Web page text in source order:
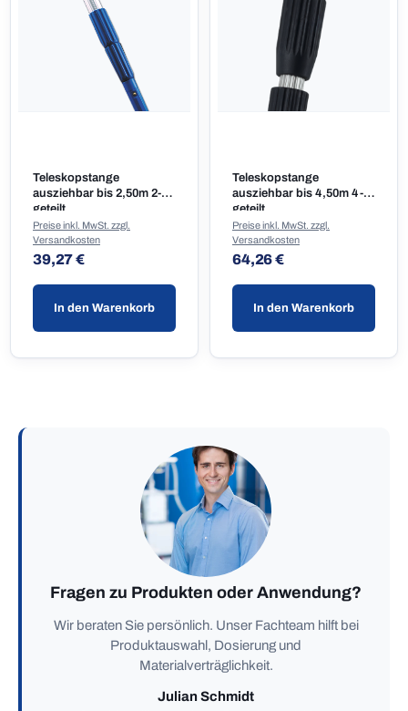
Teleskopstange
ausziehbar bis 2,50m 2-
geteilt
Regulärer Preis:
39,27 €
Preise inkl. MwSt. zzgl.
Versandkosten
In den Warenkorb
Teleskopstange
ausziehbar bis 4,50m 4-
geteilt
Regulärer Preis:
64,26 €
Preise inkl. MwSt. zzgl.
Versandkosten
In den Warenkorb
Fragen zu Produkten oder Anwendung?
Wir beraten Sie persönlich. Unser Fachteam hilft bei
Produktauswahl, Dosierung und
Materialverträglichkeit.
Julian Schmidt